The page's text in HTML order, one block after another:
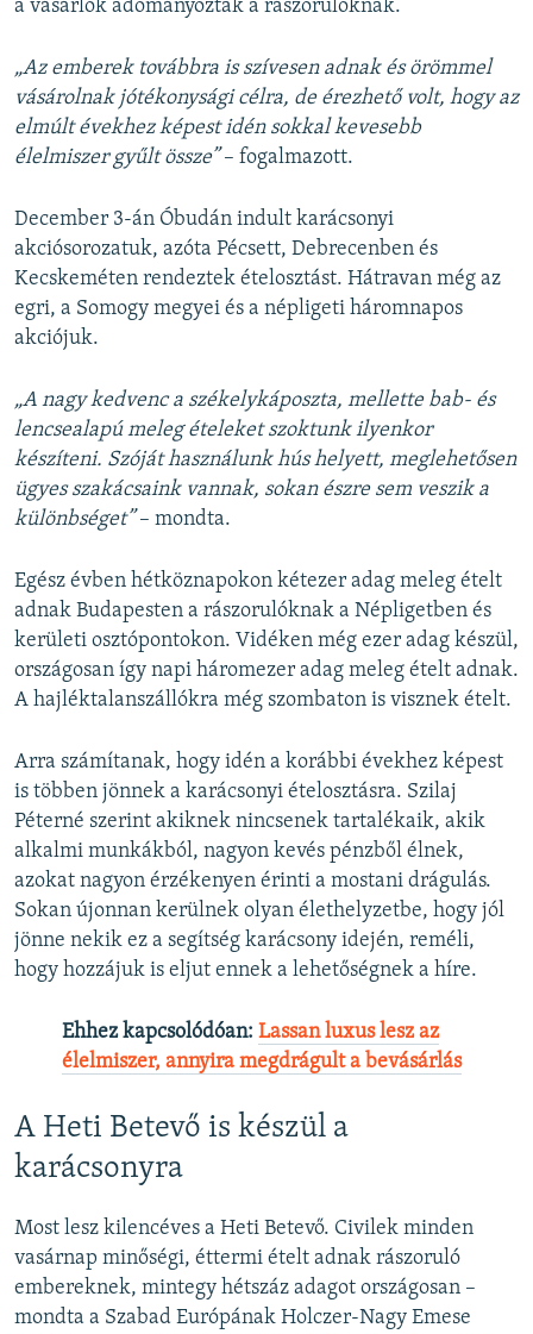
a vásárlók adományoztak a rászorulóknak.
„Az emberek továbbra is szívesen adnak és örömmel
vásárolnak jótékonysági célra, de érezhető volt, hogy az
elmúlt évekhez képest idén sokkal kevesebb
élelmiszer gyűlt össze”– fogalmazott.
December 3-án Óbudán indult karácsonyi
akciósorozatuk, azóta Pécsett, Debrecenben és
Kecskeméten rendeztek ételosztást. Hátravan még az
egri, a Somogy megyei és a népligeti háromnapos
akciójuk.
„A nagy kedvenc a székelykáposzta, mellette bab- és
lencsealapú meleg ételeket szoktunk ilyenkor
készíteni. Szóját használunk hús helyett, meglehetősen
ügyes szakácsaink vannak, sokan észre sem veszik a
különbséget”– mondta.
Egész évben hétköznapokon kétezer adag meleg ételt
adnak Budapesten a rászorulóknak a Népligetben és
kerületi osztópontokon. Vidéken még ezer adag készül,
országosan így napi háromezer adag meleg ételt adnak.
A hajléktalanszállókra még szombaton is visznek ételt.
Arra számítanak, hogy idén a korábbi évekhez képest
is többen jönnek a karácsonyi ételosztásra. Szilaj
Péterné szerint akiknek nincsenek tartalékaik, akik
alkalmi munkákból, nagyon kevés pénzből élnek,
azokat nagyon érzékenyen érinti a mostani drágulás.
Sokan újonnan kerülnek olyan élethelyzetbe, hogy jól
jönne nekik ez a segítség karácsony idején, reméli,
hogy hozzájuk is eljut ennek a lehetőségnek a híre.
Ehhez kapcsolódóan: Lassan luxus lesz az
élelmiszer, annyira megdrágult a bevásárlás
A Heti Betevő is készül a
karácsonyra
Most lesz kilencéves a Heti Betevő. Civilek minden
vasárnap minőségi, éttermi ételt adnak rászoruló
embereknek, mintegy hétszáz adagot országosan –
mondta a Szabad Európának Holczer-Nagy Emese